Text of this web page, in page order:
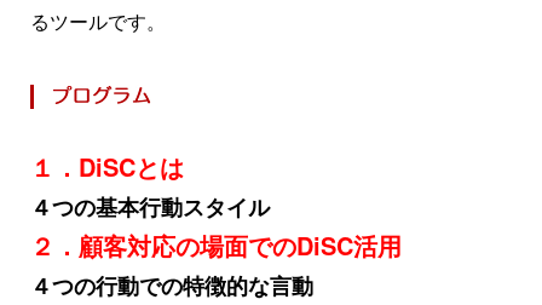
るツールです。
１．DiSCとは
４つの基本行動スタイル
２．顧客対応の場面でのDiSC活用
４つの行動での特徴的な言動